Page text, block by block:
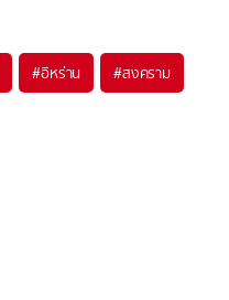
#อิหร่าน #สงคราม